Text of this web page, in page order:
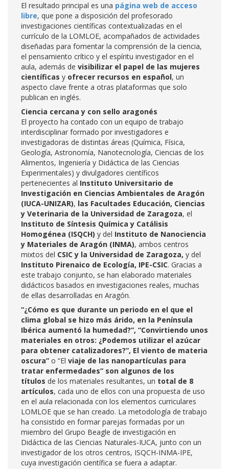
El resultado principal es una página web de acceso
libre, que pone a disposición del profesorado
investigaciones científicas contextualizadas en el
currículo de la LOMLOE, acompañados de actividades
diseñadas para fomentar la comprensión de la ciencia,
el pensamiento crítico y el espíritu investigador en el
aula, además de visibilizar el papel de las mujeres
científicas y ofrecer recursos en español, un
aspecto clave frente a otras plataformas que solo
publican en inglés.
Ciencia cercana y con sello aragonés
El proyecto ha contado con un equipo de trabajo
interdisciplinar formado por investigadores e
investigadoras de distintas áreas (Química, Física,
Geología, Astronomía, Nanotecnología, Ciencias de los
Alimentos, Ingeniería y Didáctica de las Ciencias
Experimentales) y divulgadores científicos
pertenecientes al Instituto Universitario de
Investigación en Ciencias Ambientales de Aragón
(IUCA-UNIZAR), las Facultades Educación, Ciencias
y Veterinaria de la Universidad de Zaragoza, el
Instituto de Síntesis Química y Catálisis
Homogénea (ISQCH) y del Instituto de Nanociencia
y Materiales de Aragón (INMA), ambos centros
mixtos del CSIC y la Universidad de Zaragoza, y del
Instituto Pirenaico de Ecología, IPE-CSIC. Gracias a
este trabajo conjunto, se han elaborado materiales
didácticos basados en investigaciones reales, muchas
de ellas desarrolladas en Aragón.
“¿Cómo es que durante un periodo en el que el
clima global se hizo más árido, en la Península
Ibérica aumentó la humedad?”, “Convirtiendo unos
materiales en otros: ¿Podemos utilizar el azúcar
para obtener catalizadores?”, El viento de materia
oscura” o “El viaje de las nanopartículas para
tratar enfermedades” son algunos de los
títulos de los materiales resultantes, un total de 8
artículos, cada uno de ellos con una propuesta de uso
en el aula relacionada con los elementos curriculares
LOMLOE que se han creado. La metodología de trabajo
ha consistido en formar parejas formadas por un
miembro del Grupo Beagle de investigación en
Didáctica de las Ciencias Naturales-IUCA, junto con un
investigador de los otros centros, ISQCH-INMA-IPE,
cuya investigación científica se fuera a adaptar.